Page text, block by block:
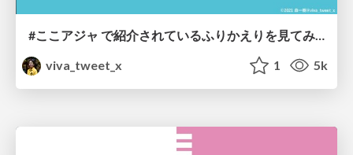
#ここアジャ で紹介されているふりかえりを見てみよう
viva_tweet_x
1 5k